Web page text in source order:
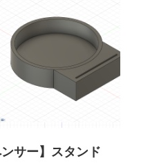
サー】スタンド